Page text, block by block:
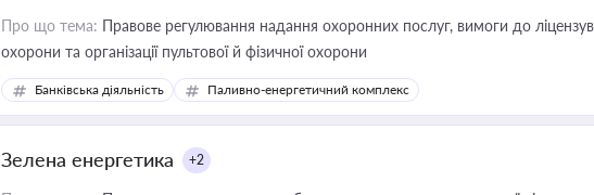
Про що тема: Правове регулювання надання охоронних послуг, вимоги до
охорони та організації пультової й фізичної охорони
Банківська діяльність Паливно-енергетичний комплекс
Зелена енергетика +2